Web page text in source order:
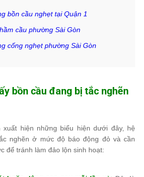
bồn cầu nghẹt tại Quận 1
cầu phường Sài Gòn
cống nghẹt phường Sài Gòn
bồn cầu đang bị tắc nghẽn
xuất hiện những biểu hiện dưới đây, hệ
nghẽn ở mức độ báo động đỏ và cần
để tránh làm đảo lộn sinh hoạt: